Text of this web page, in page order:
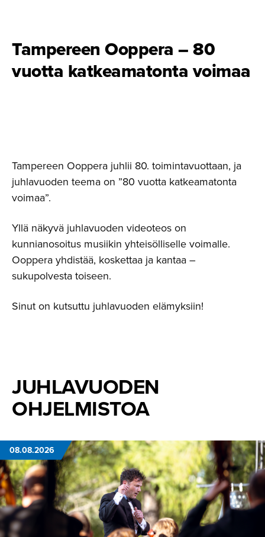
Tampereen Ooppera – 80
vuotta katkeama­tonta voimaa
Tampereen Ooppera juhlii 80. toimintavuottaan, ja
juhlavuoden teema on ”80 vuotta katkeamatonta
voimaa”.
Yllä näkyvä juhlavuoden videoteos on
kunnianosoitus musiikin yhteisölliselle voimalle.
Ooppera yhdistää, koskettaa ja kantaa –
sukupolvesta toiseen.
Sinut on kutsuttu juhlavuoden elämyksiin!
JUHLAVUODEN
OHJELMISTOA
08.08.2026